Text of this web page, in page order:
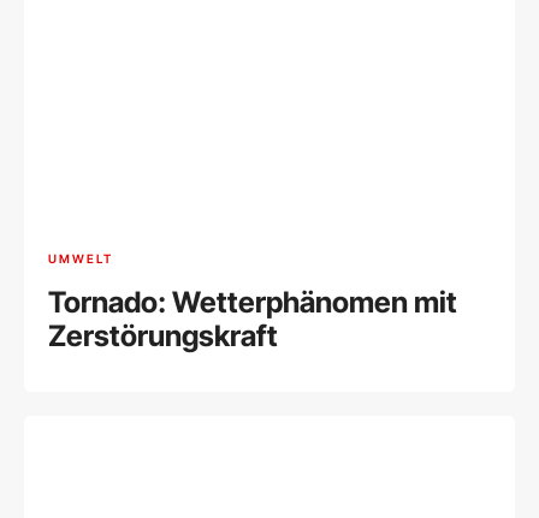
UMWELT
Tornado: Wetterphänomen mit
Zerstörungskraft